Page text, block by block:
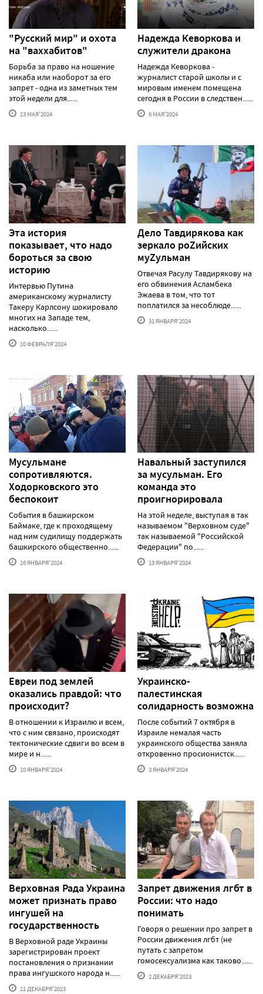
"Русский мир" и охота
на "ваххабитов"
Борьба за право на ношение
никаба или наоборот за его
запрет - одна из заметных тем
этой недели для......
23 МАЯ'2024
Надежда Кеворкова и
служители дракона
Надежда Кеворкова -
журналист старой школы и с
мировым именем помещена
сегодня в России в следствен......
6 МАЯ'2024
Эта история
показывает, что надо
бороться за свою
историю
Интервью Путина
американскому журналисту
Такеру Карлсону шокировало
многих на Западе тем,
насколько......
10 ФЕВРАЛЯ'2024
Дело Тавдирякова как
зеркало роZийских
муZульман
Отвечая Расулу Тавдирякову на
его обвинения Асламбека
Эжаева в том, что тот
поплатился за несоблюде......
31 ЯНВАРЯ'2024
Мусульмане
сопротивляются.
Ходорковского это
беспокоит
События в башкирском
Баймаке, где к проходящему
над ним судилищу поддержать
башкирского общественно......
16 ЯНВАРЯ'2024
Навальный заступился
за мусульман. Его
команда это
проигнорировала
На этой неделе, выступая в так
называемом "Верховном суде"
так называемой "Российской
Федерации" по......
13 ЯНВАРЯ'2024
Евреи под землей
оказались правдой: что
происходит?
В отношении к Израилю и всем,
что с ним связано, происходят
тектонические сдвиги во всем в
мире и н......
10 ЯНВАРЯ'2024
Украинско-
палестинская
солидарность возможна
После событий 7 октября в
Израиле немалая часть
украинского общества заняла
откровенно просионистск......
3 ЯНВАРЯ'2024
Верховная Рада Украина
может признать право
ингушей на
государственность
В Верховной раде Украины
зарегистрирован проект
постановления о признании
права ингушского народа н......
21 ДЕКАБРЯ'2023
Запрет движения лгбт в
России: что надо
понимать
Говоря о решении про запрет в
России движения лгбт (не
путать с запретом
гомосексуализма как таково......
2 ДЕКАБРЯ'2023